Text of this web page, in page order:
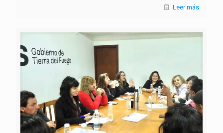
Leer más